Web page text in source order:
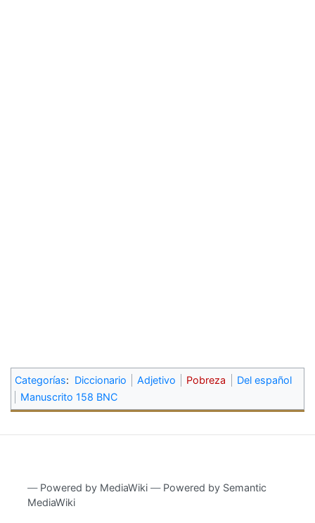
Categorías: Diccionario Adjetivo Pobreza
Del español
Manuscrito 158 BNC
― Powered by MediaWiki ― Powered by Semantic
MediaWiki